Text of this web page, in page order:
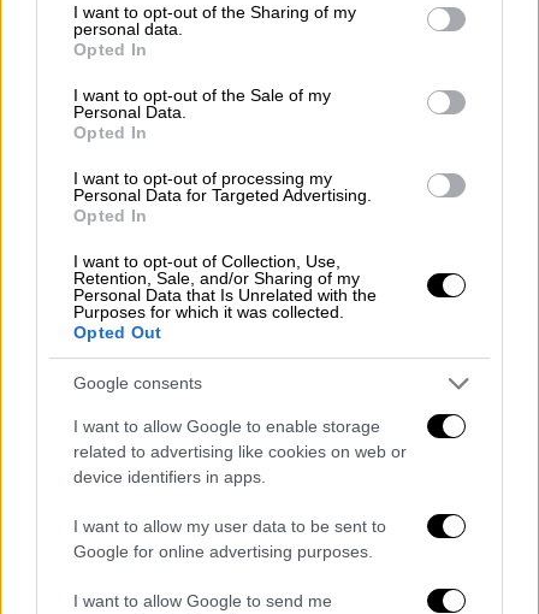
not limited to your visit or usage behaviour. You may click to
grant or deny consent to Google and its third-party tags to
use your data for below specified purposes in below Google
consent section.
I want to opt-out of the Sharing of my
personal data.
Opted In
I want to opt-out of the Sale of my
Personal Data.
Opted In
I want to opt-out of processing my
Personal Data for Targeted Advertising.
Opted In
I want to opt-out of Collection, Use,
Retention, Sale, and/or Sharing of my
Personal Data that Is Unrelated with the
Purposes for which it was collected.
Opted Out
Google consents
I want to allow Google to enable storage
related to advertising like cookies on web or
device identifiers in apps.
I want to allow my user data to be sent to
Google for online advertising purposes.
I want to allow Google to send me
Κόσμος|24.01.2025 22:19
Economist: Ντόναλντ Τραμπ, ένας
αυτοκρατορικός πρόεδρος - Το αιχμηρό
σκίτσο
Δηκτικό το σκίτσο στο εξώφυλλο του
γνωστού περιοδικού